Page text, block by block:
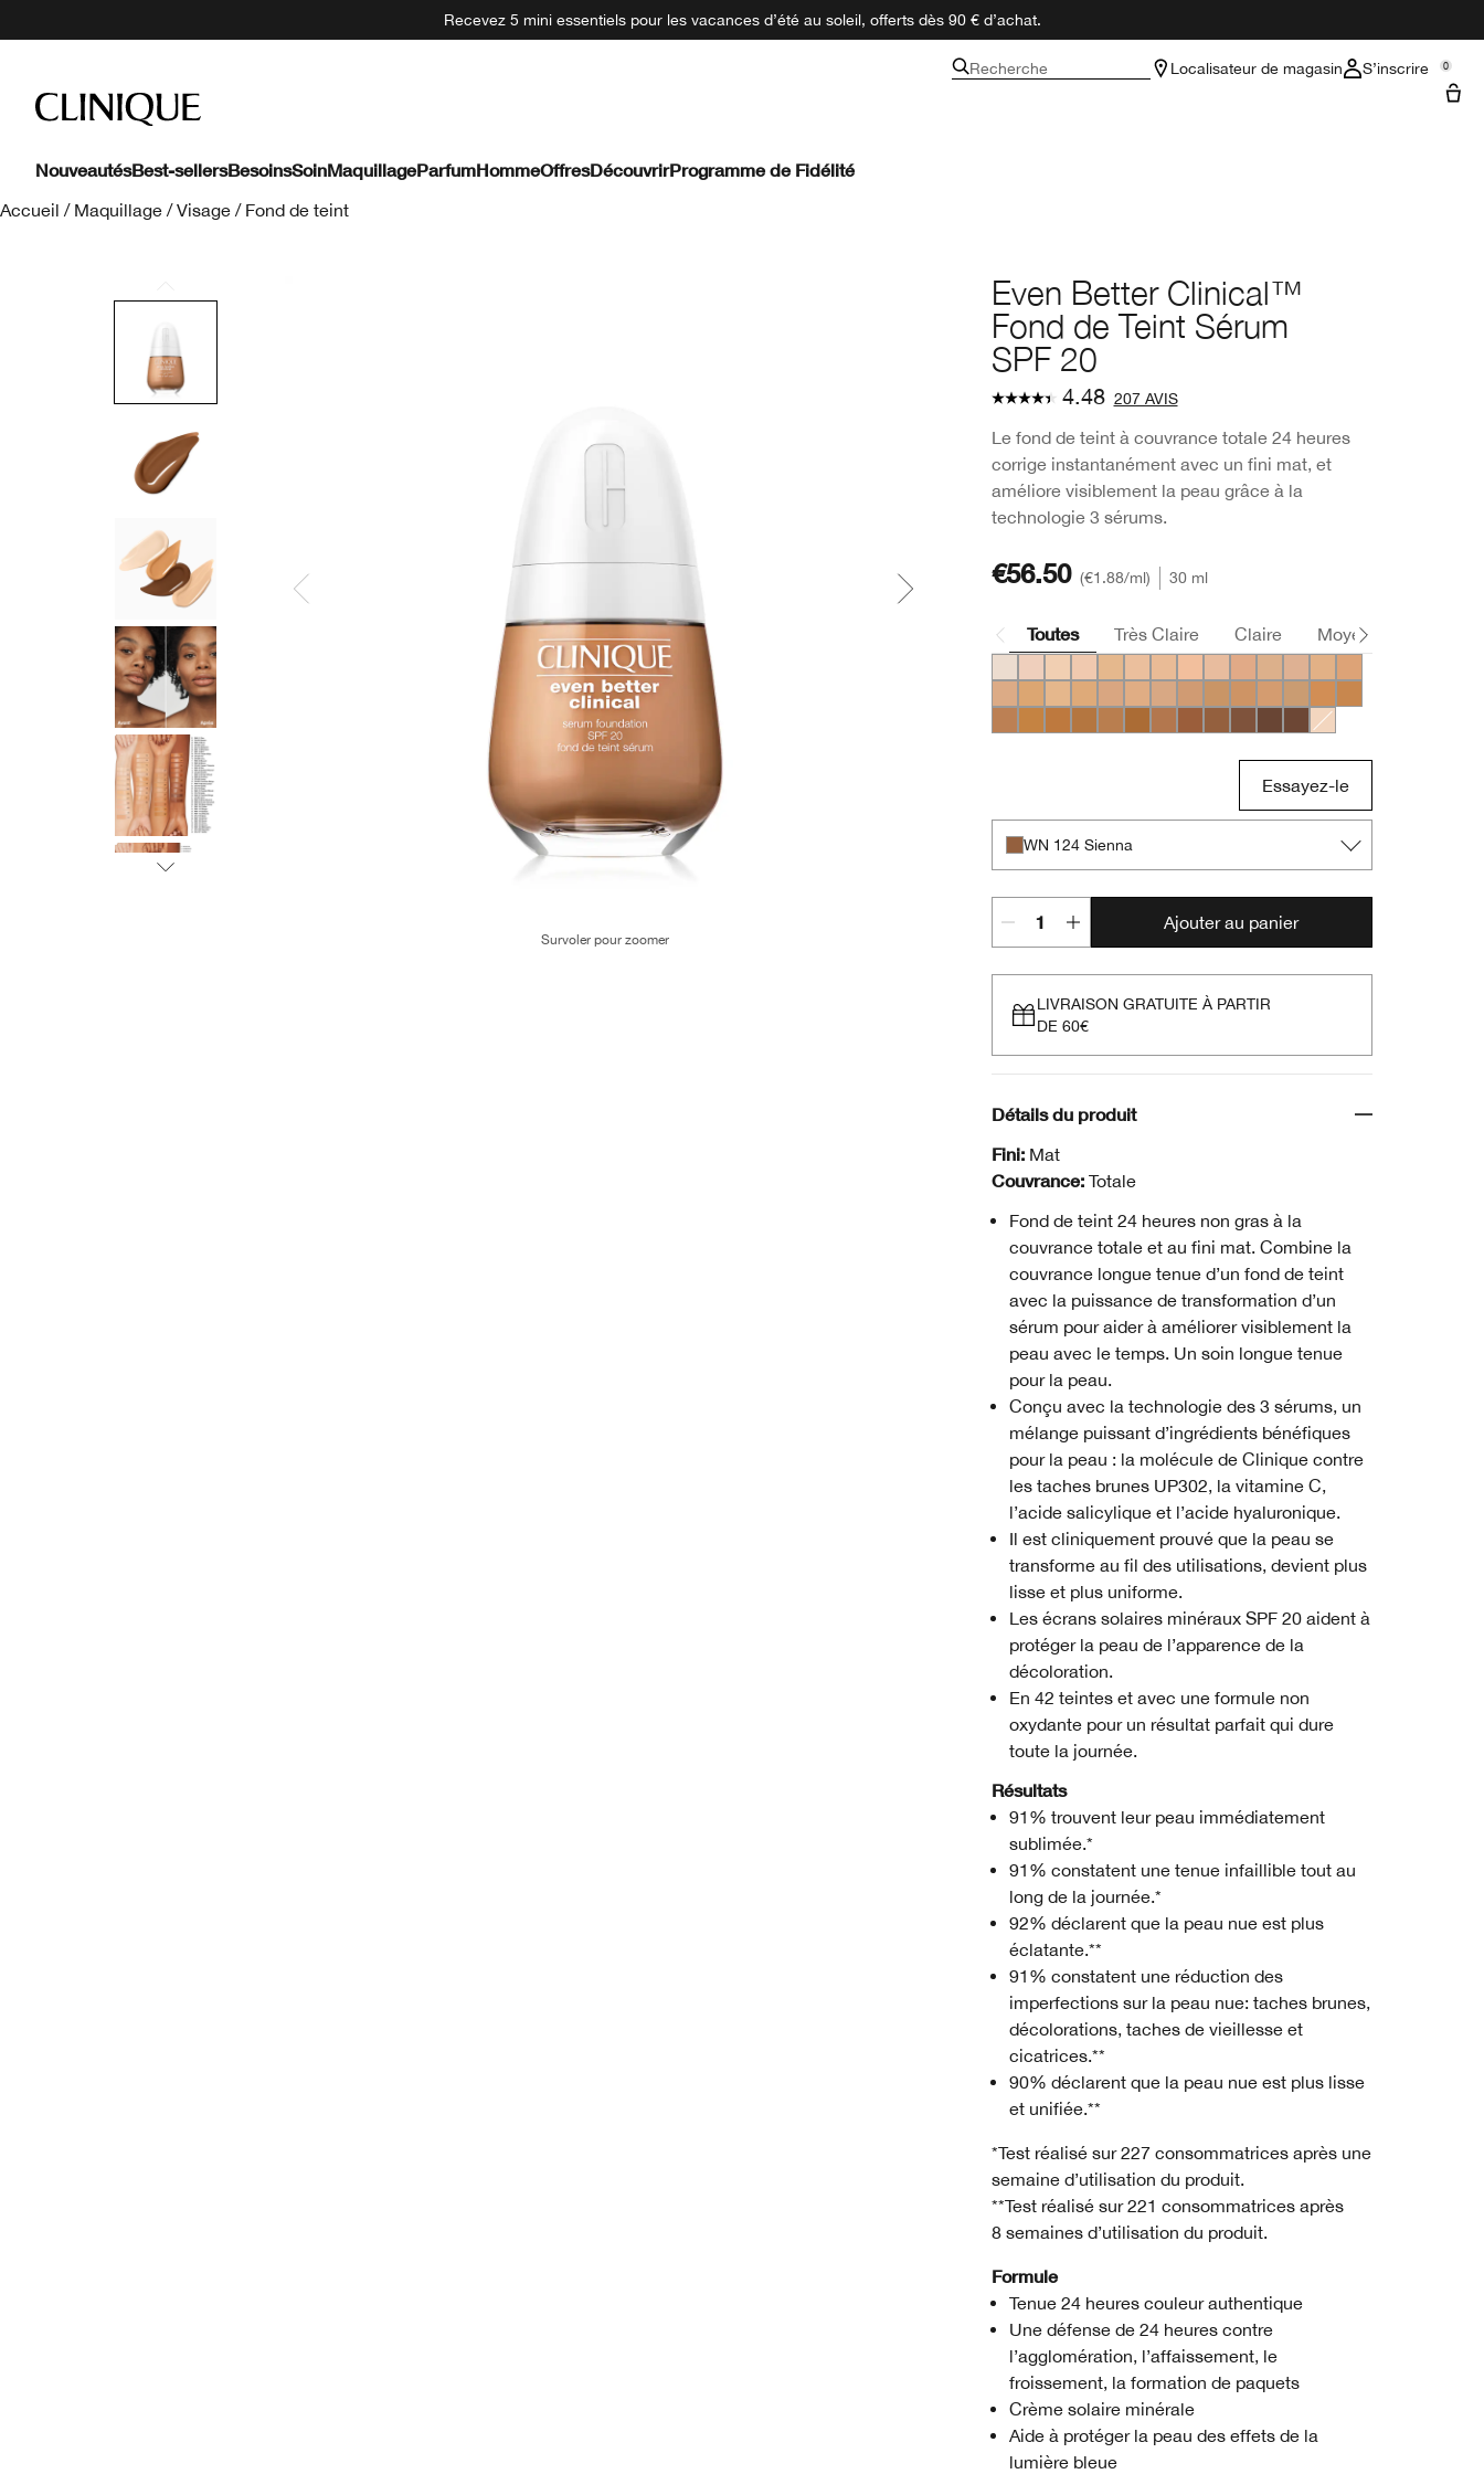
Recevez 5 mini essentiels pour les vacances d’été au soleil, offerts dès 90 € d’achat.
Recherche Localisateur de magasin S’inscrire 0
NouveautésBest-sellersBesoinsSoinMaquillageParfumHommeOffresDécouvrirProgramme de Fidélité
Accueil / Maquillage / Visage / Fond de teint
Even Better Clinical™
Fond de Teint Sérum
SPF 20
4.48 207 AVIS
Le fond de teint à couvrance totale 24 heures
corrige instantanément avec un fini mat, et
améliore visiblement la peau grâce à la
technologie 3 sérums.
Survoler pour zoomer
€56.50 €1.88/ml 30 ml
Toutes Très Claire Claire Moyen
WN 76 Toasted Wheat
CN 78 Nutty
WN 80 Tawnied Beige
CN 90 Sand
WN 94 Deep Neutral
Essayez-le
WN 124 Sienna
Ajouter au panier
LIVRAISON GRATUITE À PARTIR
DE 60€
Détails du produit
Fini: Mat
Couvrance: Totale
Fond de teint 24 heures non gras à la
couvrance totale et au fini mat. Combine la
couvrance longue tenue d’un fond de teint
avec la puissance de transformation d’un
sérum pour aider à améliorer visiblement la
peau avec le temps. Un soin longue tenue
pour la peau.
Conçu avec la technologie des 3 sérums, un
mélange puissant d’ingrédients bénéfiques
pour la peau : la molécule de Clinique contre
les taches brunes UP302, la vitamine C,
l’acide salicylique et l’acide hyaluronique.
Il est cliniquement prouvé que la peau se
transforme au fil des utilisations, devient plus
lisse et plus uniforme.
Les écrans solaires minéraux SPF 20 aident à
protéger la peau de l’apparence de la
décoloration.
En 42 teintes et avec une formule non
oxydante pour un résultat parfait qui dure
toute la journée.
Résultats
91% trouvent leur peau immédiatement
sublimée.*
91% constatent une tenue infaillible tout au
long de la journée.*
92% déclarent que la peau nue est plus
éclatante.**
91% constatent une réduction des
imperfections sur la peau nue: taches brunes,
décolorations, taches de vieillesse et
cicatrices.**
90% déclarent que la peau nue est plus lisse
et unifiée.**
*Test réalisé sur 227 consommatrices après une
semaine d’utilisation du produit.
**Test réalisé sur 221 consommatrices après
8 semaines d’utilisation du produit.
Formule
Tenue 24 heures couleur authentique
Une défense de 24 heures contre
l’agglomération, l’affaissement, le
froissement, la formation de paquets
Crème solaire minérale
Aide à protéger la peau des effets de la
lumière bleue